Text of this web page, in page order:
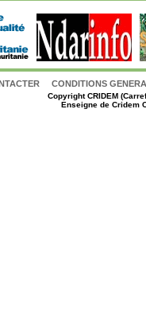
CONDITIONS
CopyrightCRIDEM
Enseigne de Cridem